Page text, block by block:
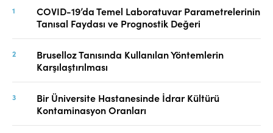
COVID-19’da Temel Laboratuvar Parametrelerinin
Tanısal Faydası ve Prognostik Değeri
Bruselloz Tanısında Kullanılan Yöntemlerin
Karşılaştırılması
Bir Üniversite Hastanesinde İdrar Kültürü
Kontaminasyon Oranları